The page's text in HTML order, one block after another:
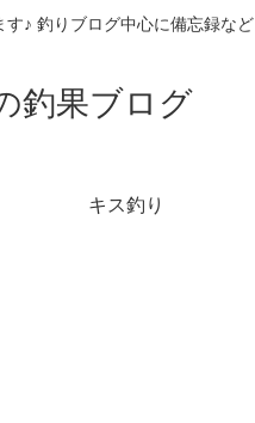
♪ 釣りブログ中心に備忘録など
釣果ブログ
キス釣り